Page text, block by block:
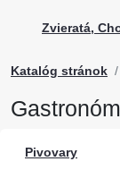
Zvieratá,
Katalóg stránok
Pivovary